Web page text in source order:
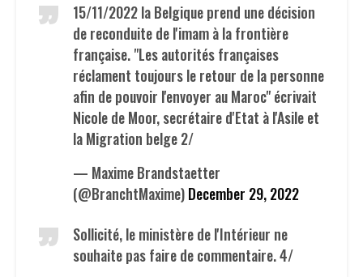
15/11/2022 la Belgique prend une décision
de reconduite de l'imam à la frontière
française. "Les autorités françaises
réclament toujours le retour de la personne
afin de pouvoir l'envoyer au Maroc" écrivait
Nicole de Moor, secrétaire d'Etat à l'Asile et
la Migration belge 2/
— Maxime Brandstaetter
(@BranchtMaxime)December 29, 2022
Sollicité, le ministère de l'Intérieur ne
souhaite pas faire de commentaire. 4/